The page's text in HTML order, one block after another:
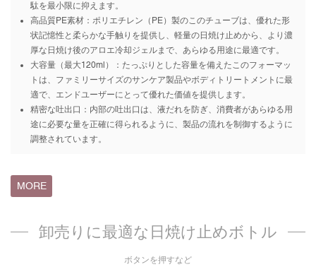
駄を最小限に抑えます。
高品質PE素材：ポリエチレン（PE）製のこのチューブは、優れた形
状記憶性と柔らかな手触りを提供し、軽量の日焼け止めから、より濃
厚な日焼け後のアロエ冷却ジェルまで、あらゆる用途に最適です。
大容量（最大120ml）：たっぷりとした容量を備えたこのフォーマッ
トは、ファミリーサイズのサンケア製品やボディトリートメントに最
適で、エンドユーザーにとって優れた価値を提供します。
精密な吐出口：内部の吐出口は、液だれを防ぎ、消費者があらゆる用
途に必要な量を正確に得られるように、製品の流れを制御するように
調整されています。
MORE
卸売りに最適な日焼け止めボトル
ボタンを押すなど